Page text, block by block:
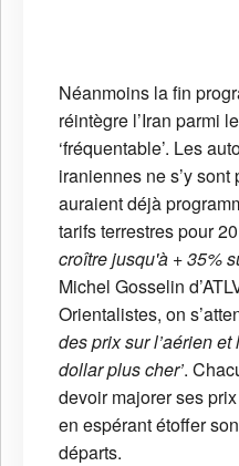
Néanmoins la fin
réintègre l’Iran parmi
‘fréquentable’. Les
iraniennes ne s’y
auraient déjà
tarifs terrestres pour
croître jusqu'à + 35%
Michel Gosselin
Orientalistes, on
des prix sur l’aérien
dollar plus cher’.
devoir majorer ses
en espérant étoffer
départs.